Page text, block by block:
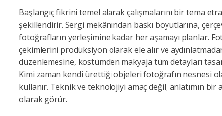
Başlangıç fikrini temel alarak çalışmalarını bir tema
şekillendirir. Sergi mekânından baskı boyutlarına,
fotoğrafların yerleşimine kadar her aşamayı planlar.
çekimlerini prodüksiyon olarak ele alır ve
düzenlemesine, kostümden makyaja tüm detayları
Kimi zaman kendi ürettiği objeleri fotoğrafın nesnesi
kullanır. Teknik ve teknolojiyi amaç değil, anlatımın bir
olarak görür.